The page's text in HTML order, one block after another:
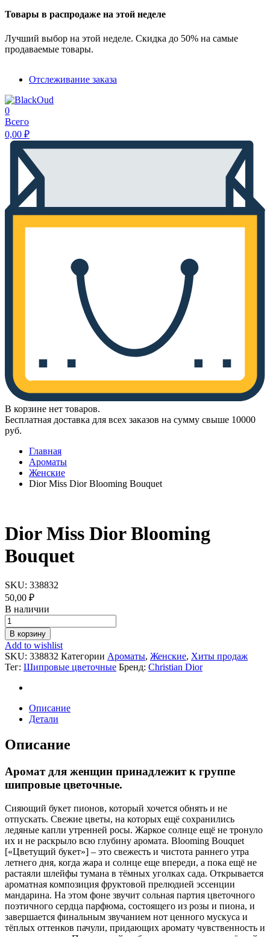
Товары в распродаже на этой неделе
Лучший выбор на этой неделе. Скидка до 50% на самые
продаваемые товары.
Отслеживание заказа
0
Всего
0,00 ₽
В корзине нет товаров.
Бесплатная доставка для всех заказов на сумму свыше 10000
руб.
Главная
Ароматы
Женские
Dior Miss Dior Blooming Bouquet
Dior Miss Dior Blooming
Bouquet
SKU: 338832
50,00 ₽
В наличии
Dior
Miss
Dior
Blooming
Bouquet
quantity
В корзину
Add to wishlist
SKU: 338832 Категории Ароматы, Женские, Хиты продаж
Тег: Шипровые цветочные Бренд: Christian Dior
Описание
Детали
Описание
Аромат для женщин принадлежит к группе
шипровые цветочные.
Сияющий букет пионов, который хочется обнять и не
отпускать. Свежие цветы, на которых ещё сохранились
ледяные капли утренней росы. Жаркое солнце ещё не тронуло
их и не раскрыло всю глубину аромата. Blooming Bouquet
[«Цветущий букет»] – это свежесть и чистота раннего утра
летнего дня, когда жара и солнце еще впереди, а пока ещё не
растаяли шлейфы тумана в тёмных уголках сада. Открывается
ароматная композиция фруктовой прелюдией эссенции
мандарина. На этом фоне звучит сольная партия цветочного
поэтичного сердца парфюма, состоящего из розы и пиона, и
завершается финальным звучанием нот ценного мускуса и
тёплых оттенков пачули, придающих аромату чувственность и